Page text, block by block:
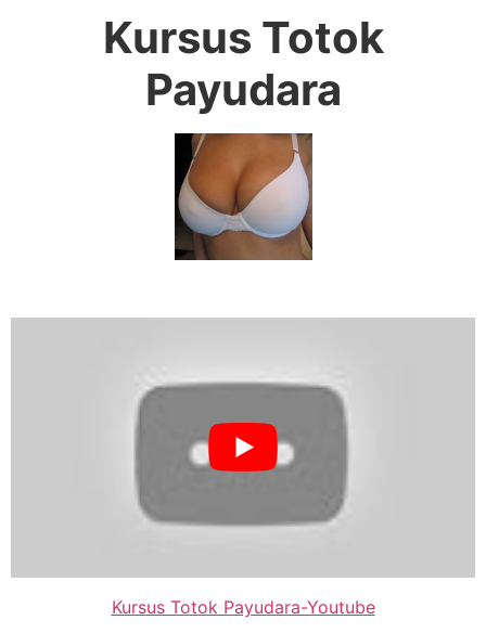
Kursus Totok
Payudara
Kursus Totok Payudara-Youtube